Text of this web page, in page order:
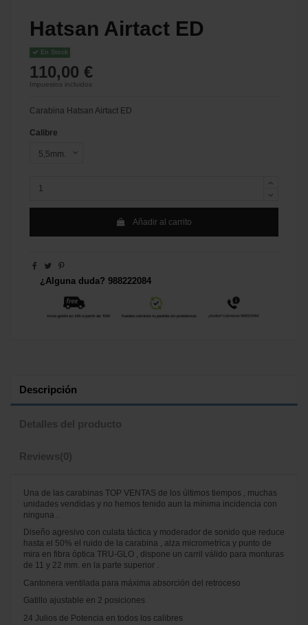
Hatsan Airtact ED
En Stock
110,00 €
Impuestos incluidos
Carabina Hatsan Airtact ED
Calibre
Añadir al carrito
¿Alguna duda? 988222084
Descripción
Detalles del producto
Reviews(0)
Una de las carabinas TOP VENTAS de los últimos tiempos , muchas
unidades vendidas y no hemos tenido aun la mínima incidencia con
ninguna .
Diseño agresivo con culata táctica y moderador de sonido que reduce
hasta el 50% el ruido de la carabina , alza micrometrica y punto de
mira en fibra óptica TRU-GLO , dispone un carril válido para monturas
de 11 y 22 mm. en la parte superior .
Cantonera ventilada para máxima absorción del retroceso
Gatillo ajustable en 2 posiciones
24 Julios de Potencia en todos los calibres